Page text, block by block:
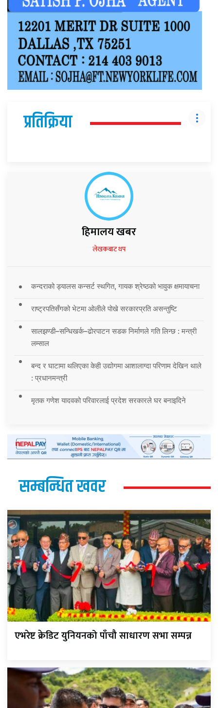
प्रतिक्रिया
हिमालय खबर
लेखकबाट थप
कन्दराको ड्यालस कन्सर्ट स्थगित, गायक श्रेष्ठको भावुक क्षमायाचना
राष्ट्रपतिसँगको भेटमा ओलीले पोखे सरकारप्रति असन्तुष्टि
सालझण्डी–सन्धिखर्क–ढोरपाटन सडक निर्माणले गति लिन्छ : मन्त्री
लम्साल
बन्द र घाटामा थलिएका केही उद्योगमा आशालाग्दा परिणाम देखिन थाले
: प्रधानमन्त्री
मृतक गणेश यादवको परिवारलाई प्रदेश सरकारले घर बनाइदिने
सम्बन्धित खवर
एभरेष्ट क्रेडिट युनियनको पाँचौ साधारण सभा सम्पन्न